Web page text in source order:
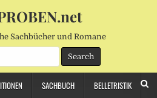
Sachbücher und Romane
SACHBUCH BELLETRISTIK